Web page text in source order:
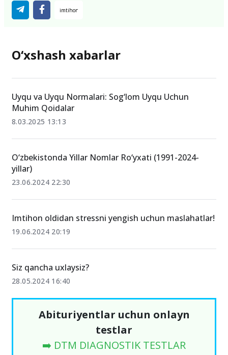
O‘xshash xabarlar
Uyqu va Uyqu Normalari: Sog‘lom Uyqu Uchun
Muhim Qoidalar
8.03.2025 13:13
O‘zbekistonda Yillar Nomlar Ro‘yxati (1991-2024-
yillar)
23.06.2024 22:30
Imtihon oldidan stressni yengish uchun maslahatlar!
19.06.2024 20:19
Siz qancha uxlaysiz?
28.05.2024 16:40
Abituriyentlar uchun onlayn
testlar
➡️ DTM DIAGNOSTIK TESTLAR